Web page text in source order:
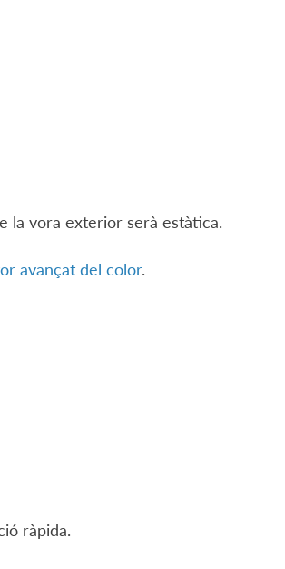
la vora exterior serà estàtica.
avançat del color.
ràpida.